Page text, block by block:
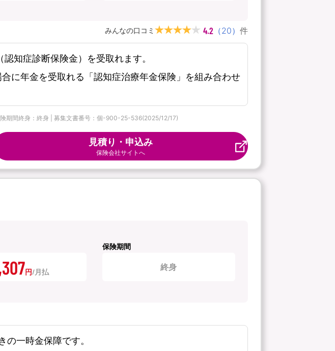
みんなの口コミ 4.2 （20） 件
知症診断保険金）を受取れます。
に年金を受取れる「認知症治療年金保険」を組み合わせ
期間終身：終身 | 募集文書番号：個-900-25-536(2025/12/17)
見積り・申込み
保険会社サイトへ
円
保険期間
終身
一時金保障です。